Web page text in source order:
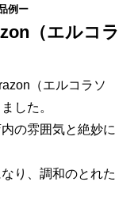
例ー
（エルコラ
（エルコラソ
した。
の雰囲気と絶妙に
り、調和のとれた